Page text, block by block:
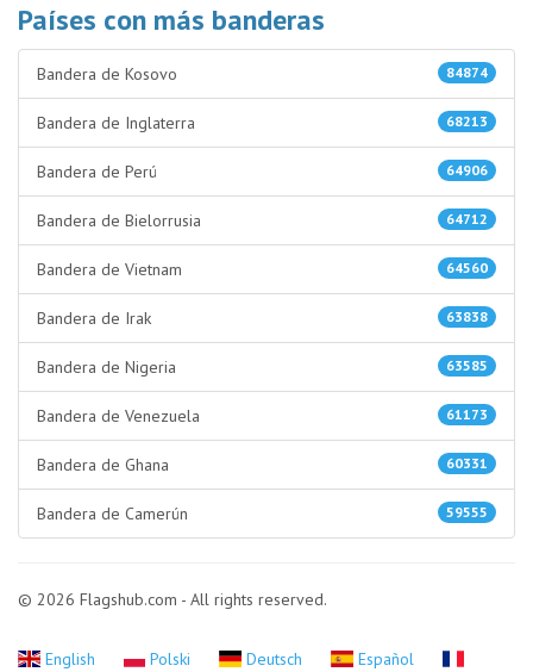
Países con más banderas
84874
Bandera de Kosovo
68213
Bandera de Inglaterra
64906
Bandera de Perú
64712
Bandera de Bielorrusia
64560
Bandera de Vietnam
63838
Bandera de Irak
63585
Bandera de Nigeria
61173
Bandera de Venezuela
60331
Bandera de Ghana
59555
Bandera de Camerún
© 2026 Flagshub.com - All rights reserved.
English Polski Deutsch Español